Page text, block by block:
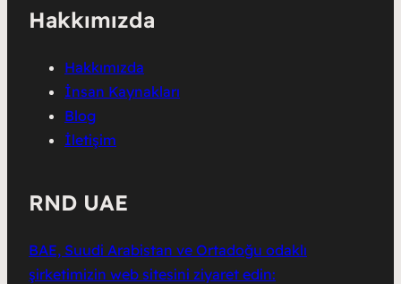
Hakkımızda
Hakkımızda
İnsan Kaynakları
Blog
İletişim
RND UAE
BAE, Suudi Arabistan ve Ortadoğu odaklı
şirketimizin web sitesini ziyaret edin: